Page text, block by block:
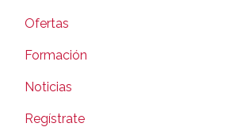
Ofertas
Formación
Noticias
Regístrate